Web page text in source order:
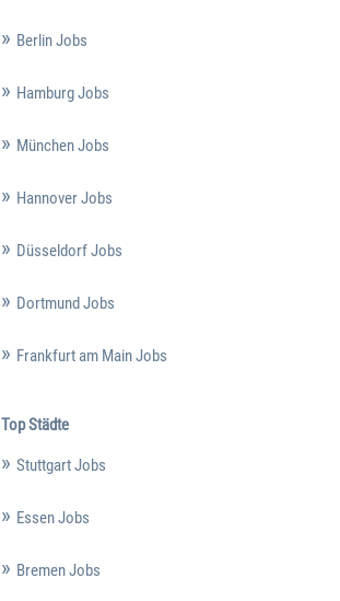
Berlin Jobs
Hamburg Jobs
München Jobs
Hannover Jobs
Düsseldorf Jobs
Dortmund Jobs
Frankfurt am Main Jobs
Top Städte
Stuttgart Jobs
Essen Jobs
Bremen Jobs